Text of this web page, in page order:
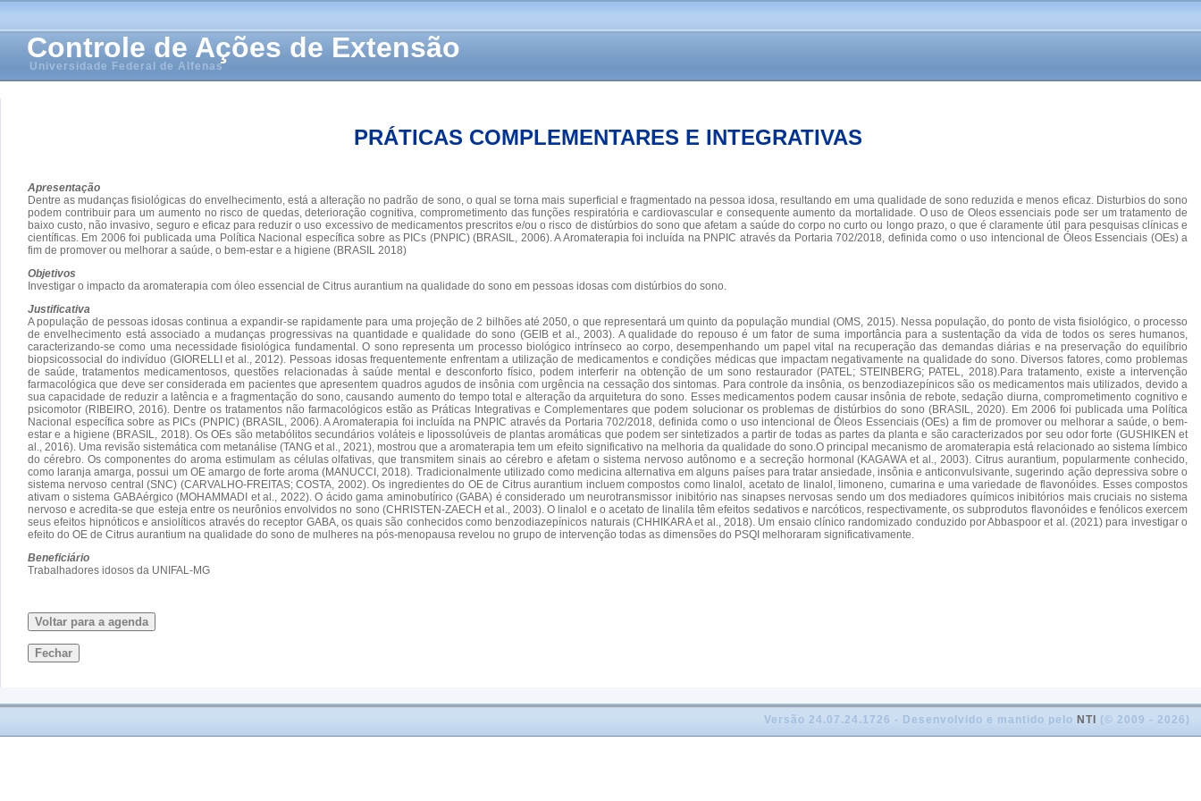
Controle de Ações de Extensão
Universidade Federal de Alfenas
PRÁTICAS COMPLEMENTARES E INTEGRATIVAS
Apresentação
Dentre as mudanças fisiológicas do envelhecimento, está a alteração no padrão de sono, o qual se torna mais superficial e fragmentado na pessoa idosa, resultando em uma qualidade de sono reduzida e menos eficaz. Disturbios do sono
podem contribuir para um aumento no risco de quedas, deterioração cognitiva, comprometimento das funções respiratória e cardiovascular e consequente aumento da mortalidade. O uso de Oleos essenciais pode ser um tratamento de
baixo custo, não invasivo, seguro e eficaz para reduzir o uso excessivo de medicamentos prescritos e/ou o risco de distúrbios do sono que afetam a saúde do corpo no curto ou longo prazo, o que é claramente útil para pesquisas clínicas e
científicas. Em 2006 foi publicada uma Política Nacional específica sobre as PICs (PNPIC) (BRASIL, 2006). A Aromaterapia foi incluída na PNPIC através da Portaria 702/2018, definida como o uso intencional de Óleos Essenciais (OEs) a
fim de promover ou melhorar a saúde, o bem-estar e a higiene (BRASIL 2018)
Objetivos
Investigar o impacto da aromaterapia com óleo essencial de Citrus aurantium na qualidade do sono em pessoas idosas com distúrbios do sono.
Justificativa
A população de pessoas idosas continua a expandir-se rapidamente para uma projeção de 2 bilhões até 2050, o que representará um quinto da população mundial (OMS, 2015). Nessa população, do ponto de vista fisiológico, o processo
de envelhecimento está associado a mudanças progressivas na quantidade e qualidade do sono (GEIB et al., 2003). A qualidade do repouso é um fator de suma importância para a sustentação da vida de todos os seres humanos,
caracterizando-se como uma necessidade fisiológica fundamental. O sono representa um processo biológico intrínseco ao corpo, desempenhando um papel vital na recuperação das demandas diárias e na preservação do equilíbrio
biopsicossocial do indivíduo (GIORELLI et al., 2012). Pessoas idosas frequentemente enfrentam a utilização de medicamentos e condições médicas que impactam negativamente na qualidade do sono. Diversos fatores, como problemas
de saúde, tratamentos medicamentosos, questões relacionadas à saúde mental e desconforto físico, podem interferir na obtenção de um sono restaurador (PATEL; STEINBERG; PATEL, 2018).Para tratamento, existe a intervenção
farmacológica que deve ser considerada em pacientes que apresentem quadros agudos de insônia com urgência na cessação dos sintomas. Para controle da insônia, os benzodiazepínicos são os medicamentos mais utilizados, devido a
sua capacidade de reduzir a latência e a fragmentação do sono, causando aumento do tempo total e alteração da arquitetura do sono. Esses medicamentos podem causar insônia de rebote, sedação diurna, comprometimento cognitivo e
psicomotor (RIBEIRO, 2016). Dentre os tratamentos não farmacológicos estão as Práticas Integrativas e Complementares que podem solucionar os problemas de distúrbios do sono (BRASIL, 2020). Em 2006 foi publicada uma Política
Nacional específica sobre as PICs (PNPIC) (BRASIL, 2006). A Aromaterapia foi incluída na PNPIC através da Portaria 702/2018, definida como o uso intencional de Óleos Essenciais (OEs) a fim de promover ou melhorar a saúde, o bem-
estar e a higiene (BRASIL, 2018). Os OEs são metabólitos secundários voláteis e lipossolúveis de plantas aromáticas que podem ser sintetizados a partir de todas as partes da planta e são caracterizados por seu odor forte (GUSHIKEN et
al., 2016). Uma revisão sistemática com metanálise (TANG et al., 2021), mostrou que a aromaterapia tem um efeito significativo na melhoria da qualidade do sono.O principal mecanismo de aromaterapia está relacionado ao sistema límbico
do cérebro. Os componentes do aroma estimulam as células olfativas, que transmitem sinais ao cérebro e afetam o sistema nervoso autônomo e a secreção hormonal (KAGAWA et al., 2003). Citrus aurantium, popularmente conhecido,
como laranja amarga, possui um OE amargo de forte aroma (MANUCCI, 2018). Tradicionalmente utilizado como medicina alternativa em alguns países para tratar ansiedade, insônia e anticonvulsivante, sugerindo ação depressiva sobre o
sistema nervoso central (SNC) (CARVALHO-FREITAS; COSTA, 2002). Os ingredientes do OE de Citrus aurantium incluem compostos como linalol, acetato de linalol, limoneno, cumarina e uma variedade de flavonóides. Esses compostos
ativam o sistema GABAérgico (MOHAMMADI et al., 2022). O ácido gama aminobutírico (GABA) é considerado um neurotransmissor inibitório nas sinapses nervosas sendo um dos mediadores químicos inibitórios mais cruciais no sistema
nervoso e acredita-se que esteja entre os neurônios envolvidos no sono (CHRISTEN-ZAECH et al., 2003). O linalol e o acetato de linalila têm efeitos sedativos e narcóticos, respectivamente, os subprodutos flavonóides e fenólicos exercem
seus efeitos hipnóticos e ansiolíticos através do receptor GABA, os quais são conhecidos como benzodiazepínicos naturais (CHHIKARA et al., 2018). Um ensaio clínico randomizado conduzido por Abbaspoor et al. (2021) para investigar o
efeito do OE de Citrus aurantium na qualidade do sono de mulheres na pós-menopausa revelou no grupo de intervenção todas as dimensões do PSQI melhoraram significativamente.
Beneficiário
Trabalhadores idosos da UNIFAL-MG
Voltar para a agenda
Fechar
Versão 24.07.24.1726 - Desenvolvido e mantido pelo NTI (© 2009 - 2026)